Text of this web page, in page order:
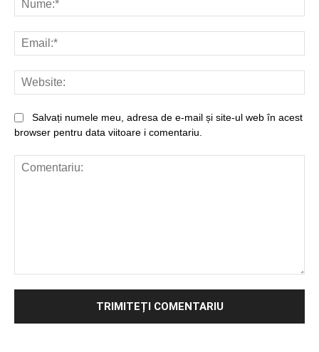
Salvați numele meu, adresa de e-mail și site-ul web în acest
browser pentru data viitoare i comentariu.